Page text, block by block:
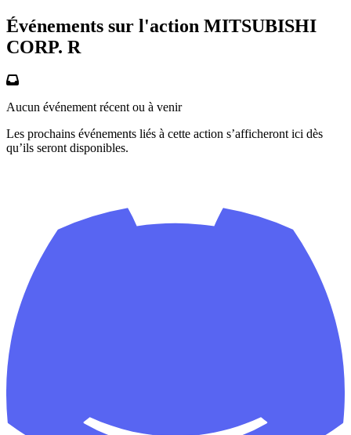
Événements sur l'action MITSUBISHI
CORP. R
Aucun événement récent ou à venir
Les prochains événements liés à cette action s’afficheront ici dès
qu’ils seront disponibles.